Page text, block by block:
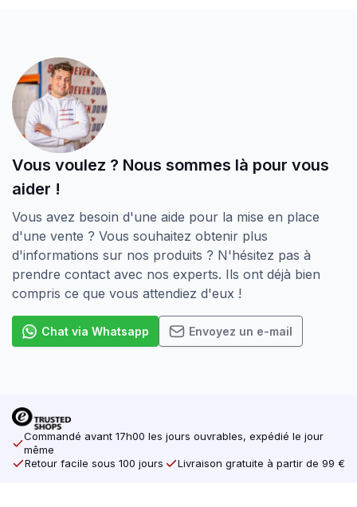
Vous voulez ? Nous sommes là pour vous
aider !
Vous avez besoin d'une aide pour la mise en place
d'une vente ? Vous souhaitez obtenir plus
d'informations sur nos produits ? N'hésitez pas à
prendre contact avec nos experts. Ils ont déjà bien
compris ce que vous attendiez d'eux !
Chat via Whatsapp Envoyez un e-mail
Commandé avant 17h00 les jours ouvrables, expédié le jour
même
Retour facile sous 100 jours
Livraison gratuite à partir de 99 €